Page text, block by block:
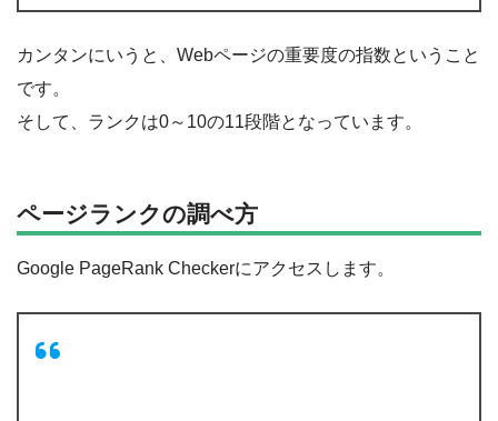
カンタンにいうと、Webページの重要度の指数ということ
です。
そして、ランクは0～10の11段階となっています。
ページランクの調べ方
Google PageRank Checkerにアクセスします。